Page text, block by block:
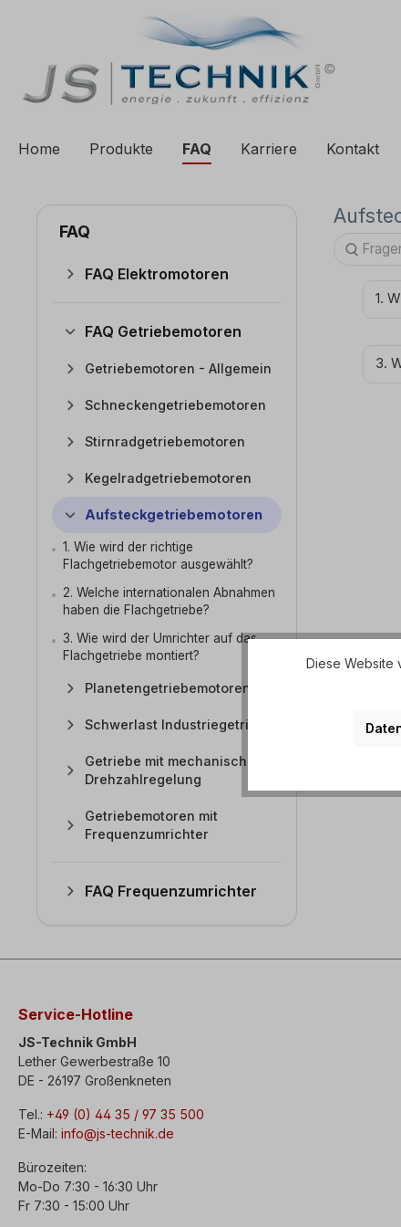
Zur Hauptnavigation springen
Home Produkte FAQ Karriere Kontakt
FAQ
FAQ Elektromotoren
FAQ Getriebemotoren
Getriebemotoren - Allgemein
Schneckengetriebemotoren
Stirnradgetriebemotoren
Kegelradgetriebemotoren
Aufsteckgetriebemotoren
1. Wie wird der richtige
Flachgetriebemotor ausgewählt?
2. Welche internationalen Abnahmen
haben die Flachgetriebe?
3. Wie wird der Umrichter auf das
Flachgetriebe montiert?
Planetengetriebemotoren
Schwerlast Industriegetriebe
Getriebe mit mechanischer
Drehzahlregelung
Getriebemotoren mit
Frequenzumrichter
FAQ Frequenzumrichter
1.
3.
Service-Hotline
JS-Technik GmbH
Lether Gewerbestraße 10
DE - 26197 Großenkneten
Tel.: +49 (0) 44 35 / 97 35 500
E-Mail: info@js-technik.de
Bürozeiten:
Mo-Do 7:30 - 16:30 Uhr
Fr 7:30 - 15:00 Uhr
Diese Website